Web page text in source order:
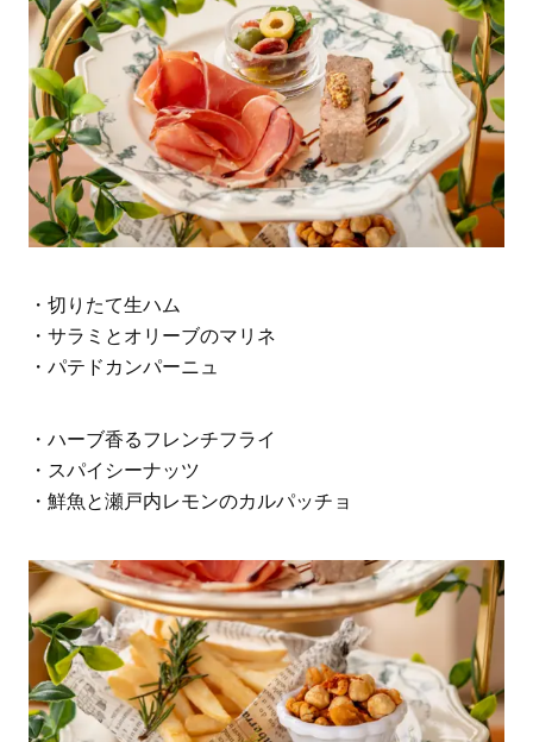
・切りたて生ハム
・サラミとオリーブのマリネ
・パテドカンパーニュ
・ハーブ香るフレンチフライ
・スパイシーナッツ
・鮮魚と瀬戸内レモンのカルパッチョ